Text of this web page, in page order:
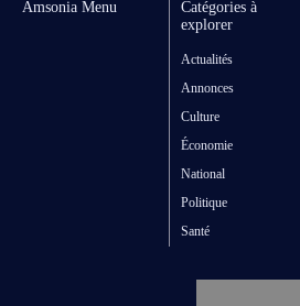
Amsonia Menu
Catégories à
explorer
Actualités
Annonces
Culture
Économie
National
Politique
Santé